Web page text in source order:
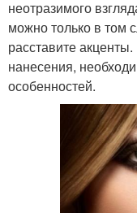
неотразимого
можно только в том
расставите
нанесения,
особенностей.